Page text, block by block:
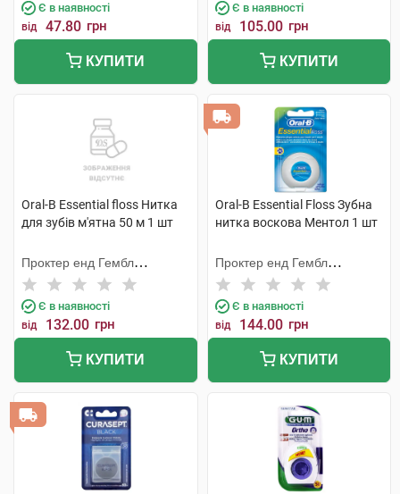
Є в наявності
від 47.80 грн
КУПИТИ
Є в наявності
від 105.00 грн
КУПИТИ
Oral-B Essential floss Нитка
для зубів м'ятна 50 м 1 шт
Проктер енд Гембл
Меньюфекчурінг
Є в наявності
від 132.00 грн
КУПИТИ
Oral-B Essential Floss Зубна
нитка воскова Ментол 1 шт
Проктер енд Гембл
Меньюфекчурінг
Є в наявності
від 144.00 грн
КУПИТИ